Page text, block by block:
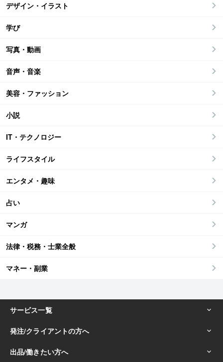
デザイン・イラスト
学び
写真・動画
音声・音楽
美容・ファッション
小説
IT・テクノロジー
ライフスタイル
エンタメ・趣味
占い
マンガ
法律・税務・士業全般
マネー・副業